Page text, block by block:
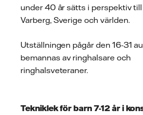
under 40 år sätts i perspektiv
Varberg, Sverige och världen.
Utställningen pågår den 16-31
bemannas av ringhalsare och
ringhalsveteraner.
Tekniklek för barn 7-12 år i